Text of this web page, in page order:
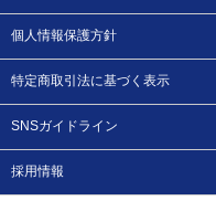
個人情報保護方針
特定商取引法に基づく表示
SNSガイドライン
採用情報